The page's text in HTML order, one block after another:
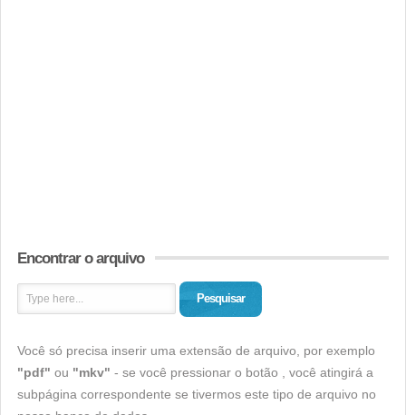
Encontrar o arquivo
Pesquisar
Você só precisa inserir uma extensão de arquivo, por exemplo
"pdf" ou "mkv" - se você pressionar o botão , você atingirá a
subpágina correspondente se tivermos este tipo de arquivo no